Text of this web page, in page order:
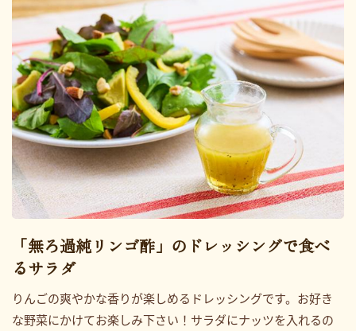
「無ろ過純リンゴ酢」の ドレッシングで食べ
るサラダ
りんごの爽やかな香りが楽しめるドレッシングです。お好き
な野菜にかけてお楽しみ下さい！サラダにナッツを入れるの